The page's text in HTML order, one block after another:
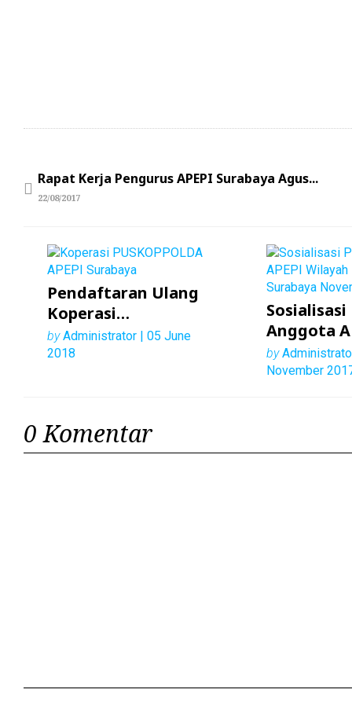
Rapat Kerja Pengurus APEPI Surabaya Agus...
22/08/2017
Pendaftaran Ulang
Koperasi
PUSKOPPOLDA
anggota APEPI
byAdministrator | 05 June
2018
Anggota
Wilayah
Surabaya
by
November
0 Komentar